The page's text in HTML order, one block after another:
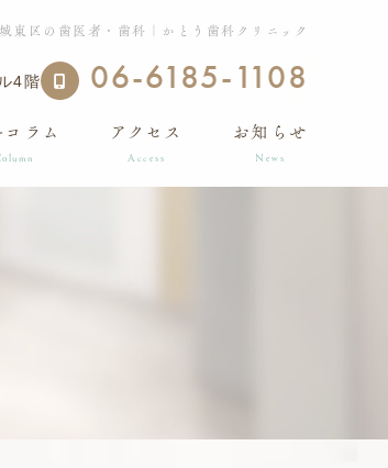
東区の歯医者・歯科｜かとう歯科クリニック
4階 06-6185-1108
ラム アクセス
Access
お知らせ
News